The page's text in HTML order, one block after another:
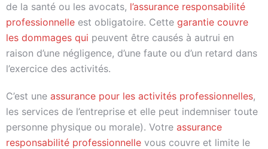
de la santé ou les avocats, l’assurance responsabilité
professionnelle est obligatoire. Cette garantie couvre
les dommages qui peuvent être causés à autrui en
raison d’une négligence, d’une faute ou d’un retard dans
l’exercice des activités.
C’est une assurance pour les activités professionnelles,
les services de l’entreprise et elle peut indemniser toute
personne physique ou morale). Votre assurance
responsabilité professionnelle vous couvre et limite le